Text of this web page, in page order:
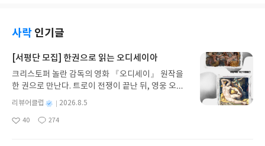
지만, 그때의 그것과는 다른 무엇이 있다는 말이다.
그들이 디자이너로써 살아가기위한 생존전략은 무
엇있까? <취직하지않고 독립하기로 했다>의 작가는
영국에서 건축 공부를 했고, 여러 학교에서 10년 넘
게 디자인을 가르치며, 지금까지 바라봐온 디자인 경
향에 대해 이책에 모두 쏟아냈다고 한다. 책에 등장하
는 디자이너들을 고르는데도 엄청 고심한 모습이 보
이 들었다. 이야기 하나하나에 진심이 묻어나고, 열정
띄나보다'라는 사실을 다시한번 실감했다. 일단 책의
알 수 있듯이 사랑 이야기도, 인생 이야기도, 청춘 이
야기도, 저 속에 깊은 이야기도 담담하게 고백하듯이
써내려 간다. 어떻게 보면 조금 오글거리는 글도 있
었지만, 그런 글조차도 그가 정말 사랑을 받았구나,
진짜 사랑을 했구나 하는 느낌이 들어 부러운 감정이
드는 글도 있어 깜짝 놀랐다. 이래서 사람들이 그의
사락 인기글
[서평단 모집] 한권으로 읽는 오디세이아
크리스토퍼 놀란 감독의 영화 『오디세이』 원작을
한 권으로 만난다. 트로이 전쟁이 끝난 뒤, 영웅 오디
세우스는 고향 이타케로 돌아가기 위해 키클롭스, 마
녀 키르케, 세이렌의 노래, 포세이돈의 분노를 헤쳐
나간다. 그리스 철학 전공자인 옮긴이가 호메로스의
별
리뷰어클럽
성
2026.8.5
좋
40
댓
274
작